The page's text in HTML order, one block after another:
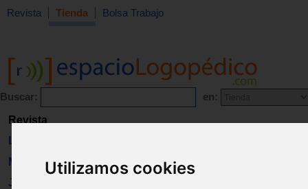
Utilizamos cookies
Revista Tienda Bolsa Trabajo
Buscar: en:
Revista
Libros
Material
Juguetes